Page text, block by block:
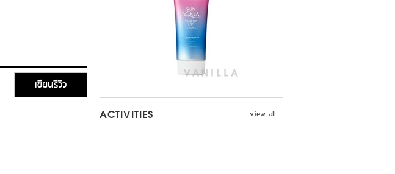
เขียนรีวิว
- view all -
ACTIVITIES